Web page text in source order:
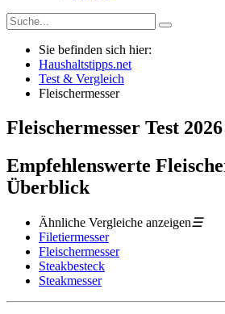
Sie befinden sich hier:
Haushaltstipps.net
Test & Vergleich
Fleischermesser
Fleischermesser Test 2026
Empfehlenswerte
Überblick
Ähnliche Vergleiche anzeigen☰
Filetiermesser
Fleischermesser
Steakbesteck
Steakmesser